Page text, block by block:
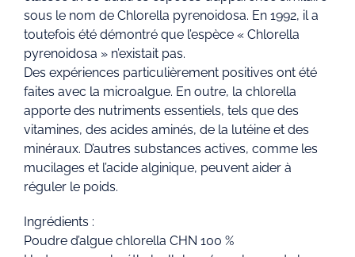
sous le nom de Chlorella pyrenoidosa. En 1992, il a
toutefois été démontré que l’espèce « Chlorella
pyrenoidosa » n’existait pas.
Des expériences particulièrement positives ont été
faites avec la microalgue. En outre, la chlorella
apporte des nutriments essentiels, tels que des
vitamines, des acides aminés, de la lutéine et des
minéraux. D’autres substances actives, comme les
mucilages et l’acide alginique, peuvent aider à
réguler le poids.
Ingrédients :
Poudre d’algue chlorella CHN 100 %